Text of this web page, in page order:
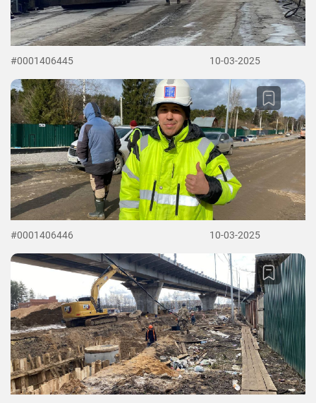
#0001406445 10-03-2025
#0001406446 10-03-2025